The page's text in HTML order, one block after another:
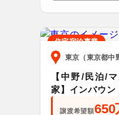
住宅宿泊事業
東京（東京都中
【中野/民泊/
家】インバウン
譲渡希望額650